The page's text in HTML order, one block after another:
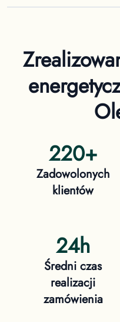
220+
Zadowolonych
klientów
24h
Średni czas
realizacji
zamówienia